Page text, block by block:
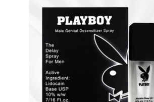
Không dùng sản phẩm
Tránh sử dụng trên
Có thể rửa nhẹ qua